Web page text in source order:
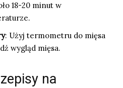
18-20 minut w
: Użyj termometru do mięsa
wygląd mięsa.
na